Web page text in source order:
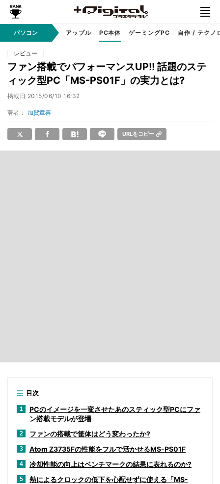
パソコンWindows アップル PC本体 ゲーミングPC 自作 / テクノ
レビュー
ファン搭載でパフォーマンスUP!! 話題のステ
ィック型PC「MS-PS01F」の実力とは?
掲載日 2015/06/10 16:32
著者： 加賀章喜
URLをコピー
目次
1
PCのイメージを一変させたあのスティック型PCにファ
ン搭載モデルが登場
2 ファンの搭載で筐体はどう変わったか?
3 Atom Z3735Fの性能をフルで活かせるMS-PS01F
4 冷却性能の向上はベンチマークの結果に表れるのか?
5
熱によるクロックの低下を心配せずに使える「MS-